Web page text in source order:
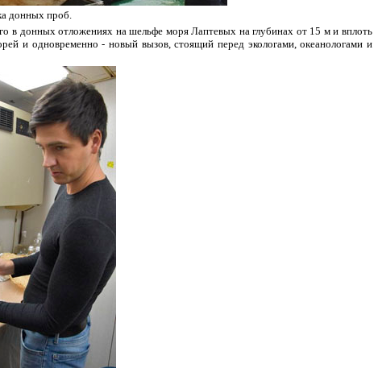
донных проб.
в донных отложениях на шельфе моря Лаптевых на глубинах от 15 м и вплоть
и одновременно - новый вызов, стоящий перед экологами, океанологами и